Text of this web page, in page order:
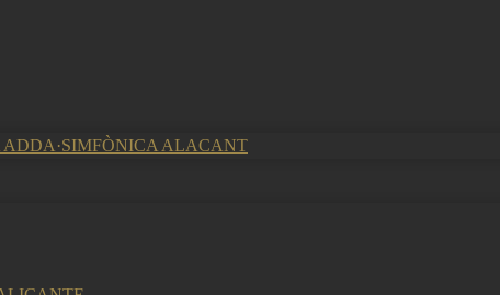
ADDA·SIMFÒNICA ALACANT